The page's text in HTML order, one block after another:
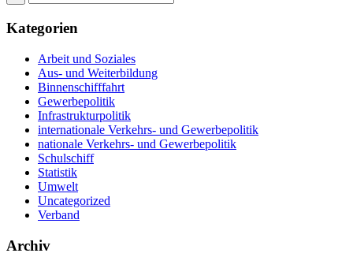
Kategorien
Arbeit und Soziales
Aus- und Weiterbildung
Binnenschifffahrt
Gewerbepolitik
Infrastrukturpolitik
internationale Verkehrs- und Gewerbepolitik
nationale Verkehrs- und Gewerbepolitik
Schulschiff
Statistik
Umwelt
Uncategorized
Verband
Archiv